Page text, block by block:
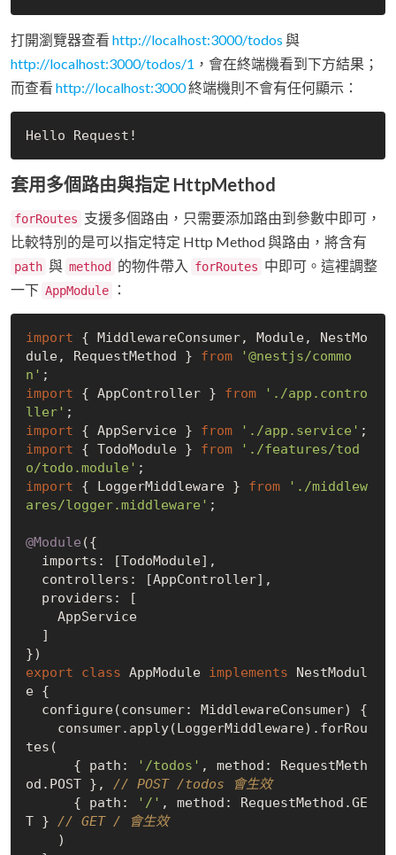
打開瀏覽器查看 http://localhost:3000/todos 與
http://localhost:3000/todos/1 ，會在終端機看到下方結果；
而查看 http://localhost:3000終端機則不會有任何顯示：
套用多個路由與指定 HttpMethod
forRoutes 支援多個路由，只需要添加路由到參數中即可，
比較特別的是可以指定特定 Http Method 與路由，將含有
path 與 method 的物件帶入 forRoutes 中即可。這裡調整
一下 AppModule ：
import { MiddlewareConsumer, Module, NestMo
dule, RequestMethod } from
'@nestjs/commo
n'
import { AppController } from
'./app.contro
ller'
import { AppService } from './app.service'
import { TodoModule } from
'./features/tod
o/todo.module'
import { LoggerMiddleware } from
'./middlew
ares/logger.middleware' ;
@Module ({
export
class AppModule implements NestModul
e {
tes(
      { path:
'/todos' , method: RequestMeth
od.POST }, // POST /todos 會生效
      { path:
'/' , method: RequestMethod.GE
T } // GET / 會生效